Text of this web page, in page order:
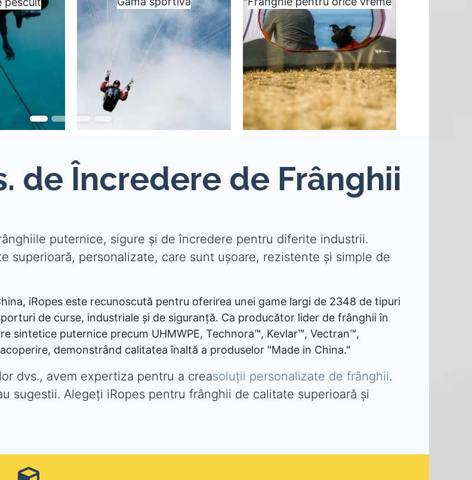
de Încredere de Frânghii
puternice, sigure și de încredere pentru diferite industrii.
superioară, personalizate, care sunt ușoare, rezistente și simple de
iRopes este recunoscută pentru oferirea unei game largi de 2348 de tipuri
de curse, industriale și de siguranță. Ca producător lider de frânghii în
sintetice puternice precum UHMWPE, Technora™, Kevlar™, Vectran™,
demonstrând calitatea înaltă a produselor "Made in China."
dvs., avem expertiza pentru a creasoluții personalizate de frânghii.
sugestii. Alegeți iRopes pentru frânghii de calitate superioară și